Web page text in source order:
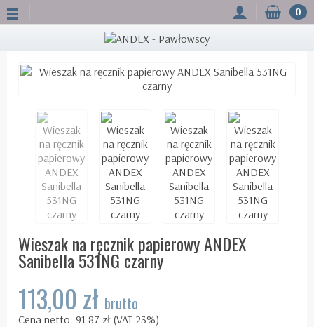
0
Wieszak na ręcznik papierowy ANDEX
Sanibella 531NG czarny
113,00 zł brutto
Cena netto: 91.87 zł (VAT 23%)